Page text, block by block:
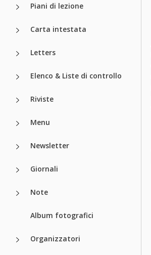
Piani di lezione
Carta intestata
Letters
Elenco & Liste di controllo
Riviste
Menu
Newsletter
Giornali
Note
Album fotografici
Organizzatori